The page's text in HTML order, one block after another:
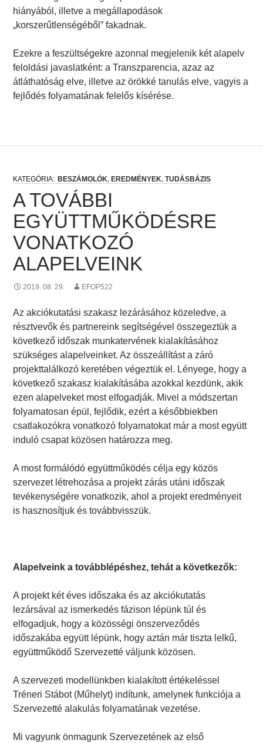
hiányából, illetve a megállapodások
„korszerűtlenségéből” fakadnak.
Ezekre a feszültségekre azonnal megjelenik két alapelv
feloldási javaslatként: a Transzparencia, azaz az
átláthatóság elve, illetve az örökké tanulás elve, vagyis a
fejlődés folyamatának felelős kísérése.
BESZÁMOLÓK, EREDMÉNYEK,TUDÁSBÁZIS
A TOVÁBBI
EGYÜTTMŰKÖDÉSRE
VONATKOZÓ
ALAPELVEINK
2019. 08. 29. EFOP522
Az akciókutatási szakasz lezárásához közeledve, a
résztvevők és partnereink segítségével összegeztük a
következő időszak munkatervének kialakításához
szükséges alapelveinket. Az összeállítást a záró
projekttalálkozó keretében végeztük el. Lényege, hogy a
következő szakasz kialakításába azokkal kezdünk, akik
ezen alapelveket most elfogadják. Mivel a módszertan
folyamatosan épül, fejlődik, ezért a későbbiekben
csatlakozókra vonatkozó folyamatokat már a most együtt
induló csapat közösen határozza meg.
A most formálódó együttműködés célja egy közös
szervezet létrehozása a projekt zárás utáni időszak
tevékenységére vonatkozik, ahol a projekt eredményeit
is hasznosítjuk és továbbvisszük.
Alapelveink a továbblépéshez, tehát a következők:
A projekt két éves időszaka és az akciókutatás
lezársával az ismerkedés fázison lépünk túl és
elfogadjuk, hogy a közösségi önszerveződés
időszakába együtt lépünk, hogy aztán már tiszta lelkű,
együttműködő Szervezetté váljunk közösen.
A szervezeti modellünkben kialakított értékeléssel
Tréneri Stábot (Műhelyt) indítunk, amelynek funkciója a
Szervezetté alakulás folyamatának vezetése.
Mi vagyunk önmagunk Szervezetének az első